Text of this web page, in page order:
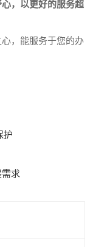
，以更好的服务超
，能服务于您的办
护
需求